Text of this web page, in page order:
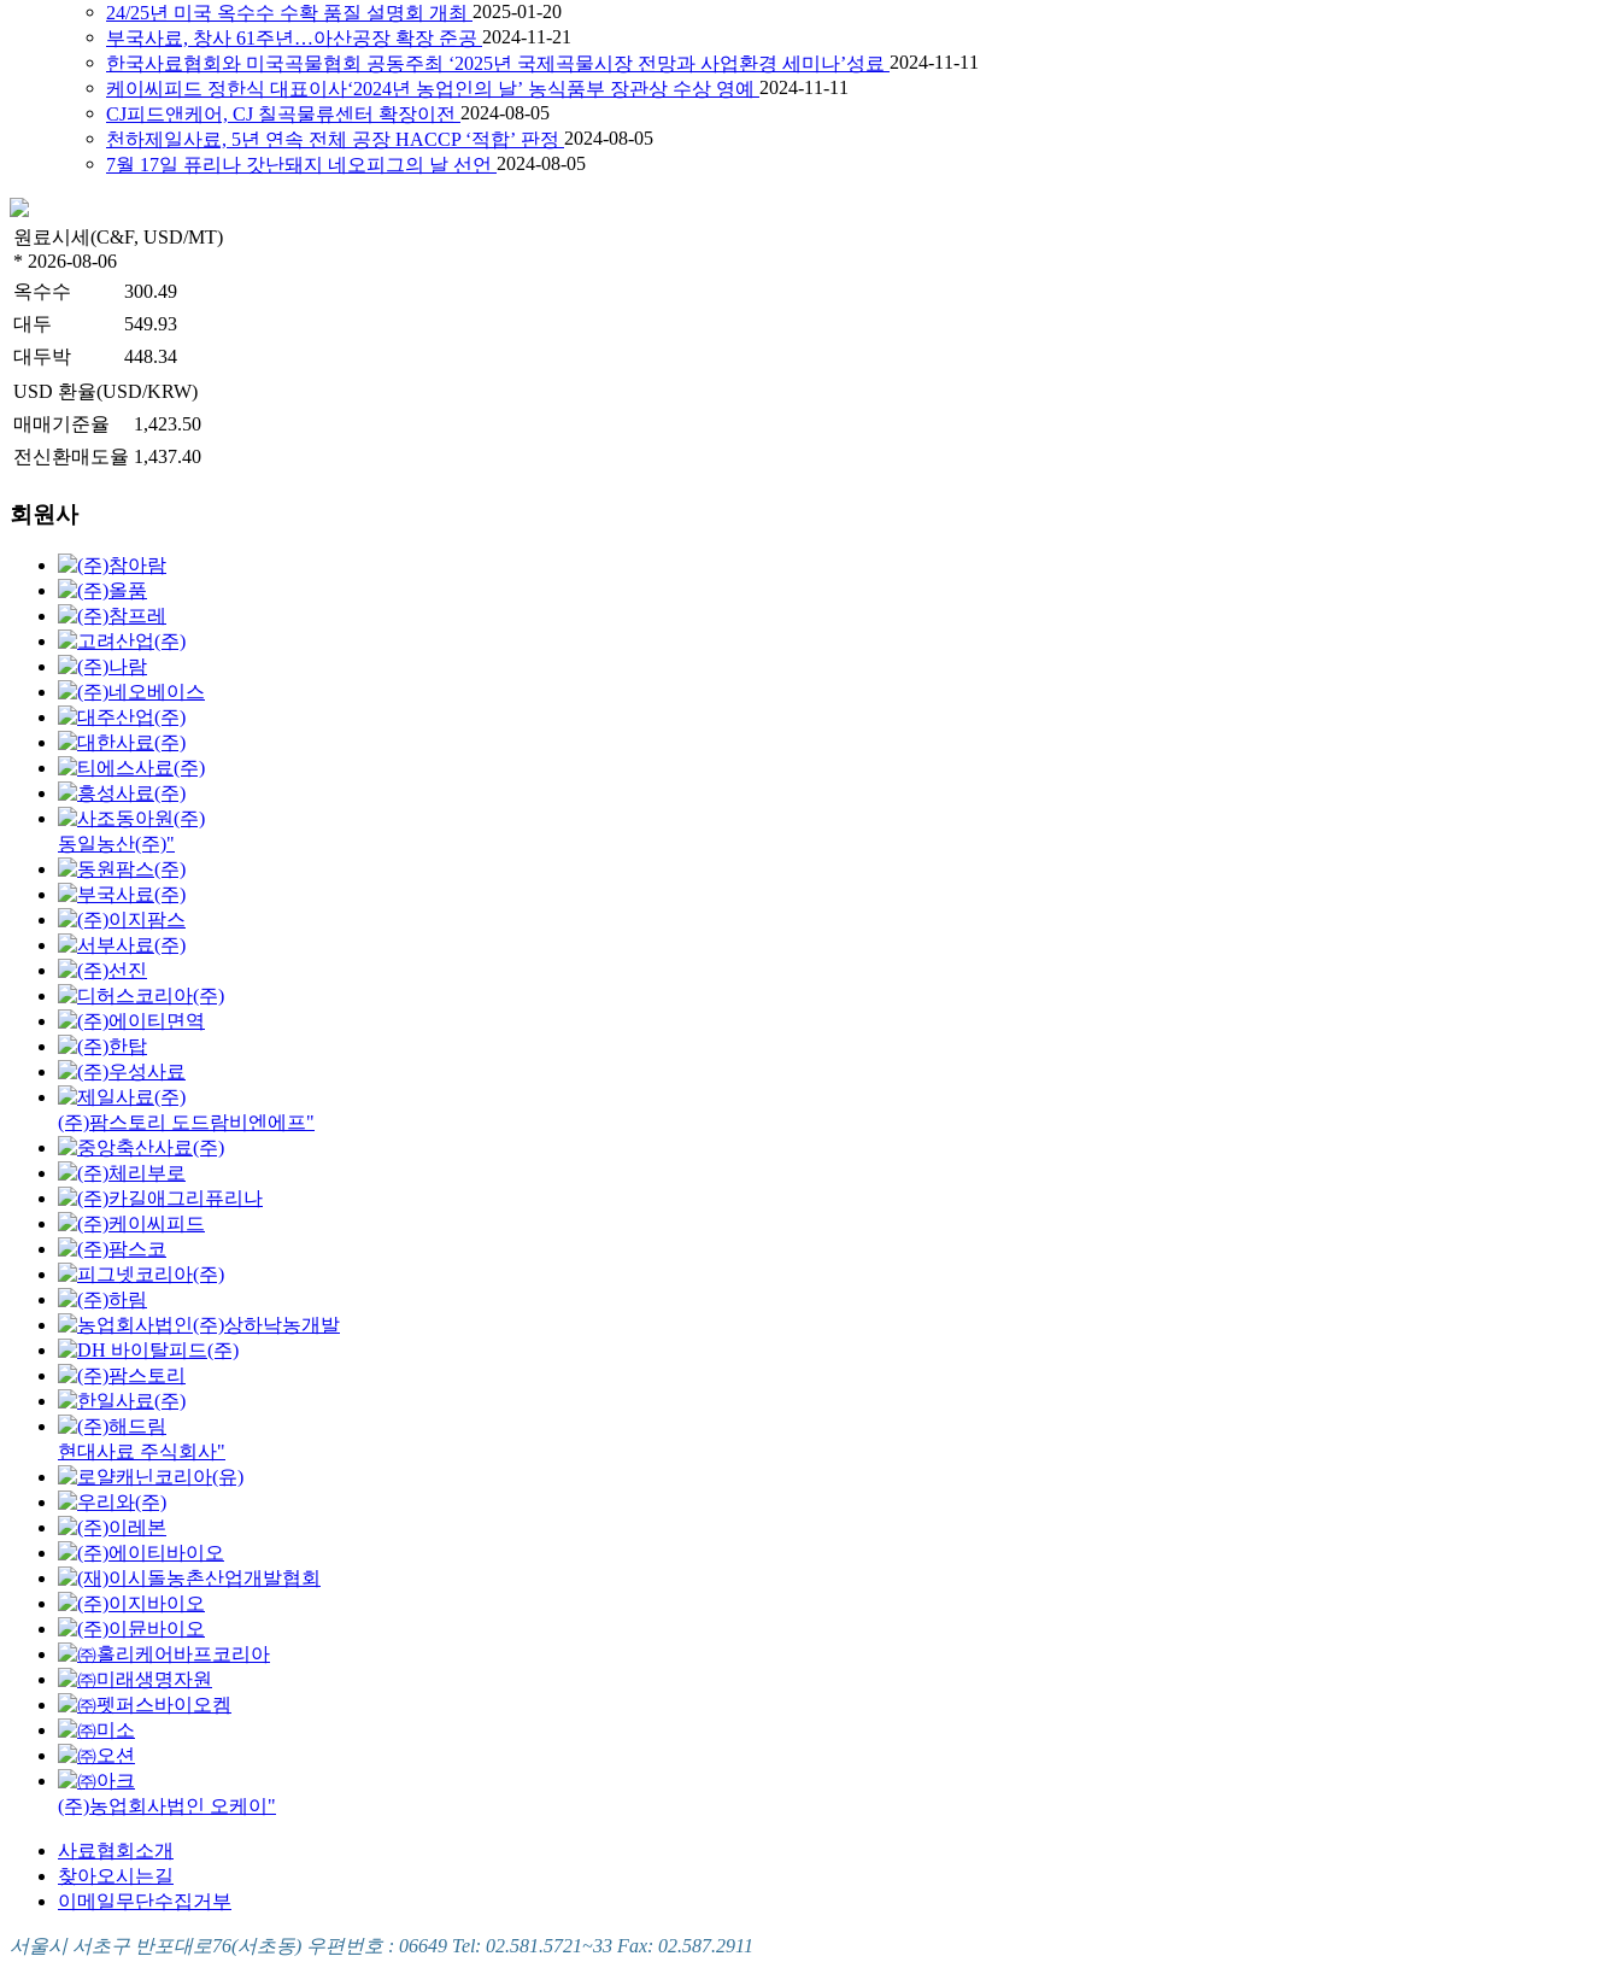
24/25년 미국 옥수수 수확 품질 설명회 개최 2025-01-20
부국사료, 창사 61주년…아산공장 확장 준공 2024-11-21
한국사료협회와 미국곡물협회 공동주최 ‘2025년 국제곡물시장 전망과 사업환경 세미나’성료 2024-11-11
케이씨피드 정한식 대표이사‘2024년 농업인의 날’ 농식품부 장관상 수상 영예 2024-11-11
CJ피드앤케어, CJ 칠곡물류센터 확장이전 2024-08-05
천하제일사료, 5년 연속 전체 공장 HACCP ‘적합’ 판정 2024-08-05
7월 17일 퓨리나 갓난돼지 네오피그의 날 선언 2024-08-05
원료시세(C&F, USD/MT)
* 2026-08-06
옥수수
300.49
대두
549.93
대두박
448.34
USD 환율(USD/KRW)
매매기준율
1,423.50
전신환매도율 1,437.40
회원사
동일농산(주)"
(주)팜스토리 도드람비엔에프"
현대사료 주식회사"
(주)농업회사법인 오케이"
사료협회소개
찾아오시는길
이메일무단수집거부
서울시 서초구 반포대로76(서초동) 우편번호 : 06649 Tel: 02.581.5721~33 Fax: 02.587.2911